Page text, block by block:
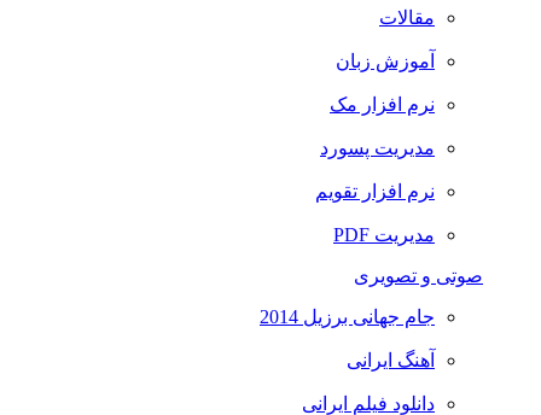
مقالات
آموزش زبان
نرم افزار مک
مدیریت پسورد
نرم افزار تقویم
مدیریت PDF
صوتی و تصویری
جام جهانی برزیل 2014
آهنگ ایرانی
دانلود فیلم ایرانی